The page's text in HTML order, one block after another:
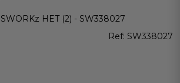
HET (2) - SW338027
Ref: SW338027